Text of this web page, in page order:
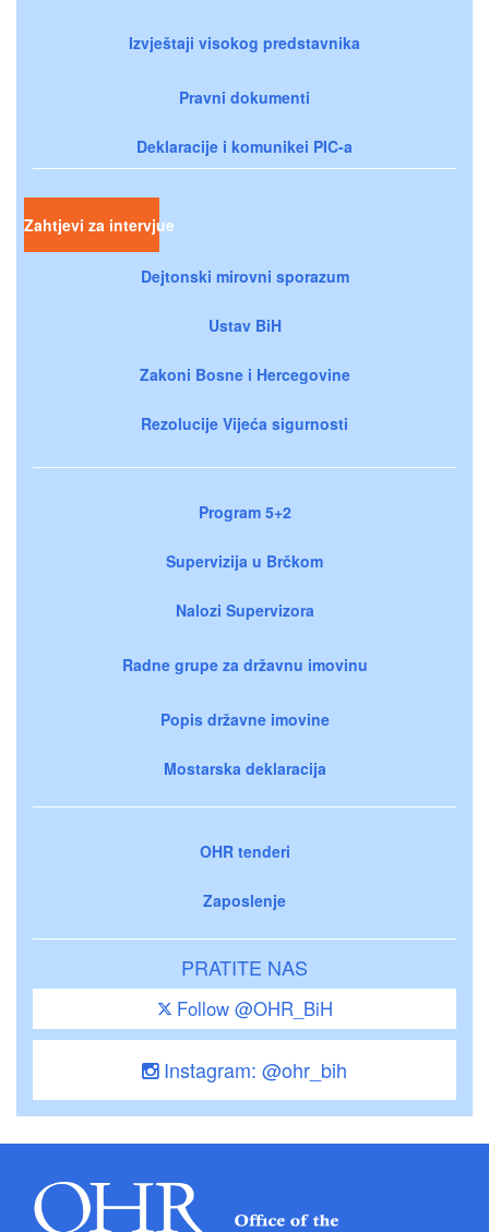
Izvještaji visokog predstavnika
Pravni dokumenti
Deklaracije i komunikei PIC-a
Zahtjevi za intervjue
Dejtonski mirovni sporazum
Ustav BiH
Zakoni Bosne i Hercegovine
Rezolucije Vijeća sigurnosti
Program 5+2
Supervizija u Brčkom
Nalozi Supervizora
Radne grupe za državnu imovinu
Popis državne imovine
Mostarska deklaracija
OHR tenderi
Zaposlenje
PRATITE NAS
Follow @OHR_BiH
Instagram: @ohr_bih